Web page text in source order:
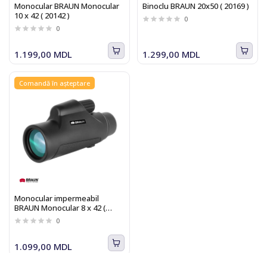
Monocular BRAUN Monocular
10 x 42 ( 20142 )
0
1.199,00 MDL
Binoclu BRAUN 20x50 ( 20169 )
0
1.299,00 MDL
Comandă în așteptare
Monocular impermeabil
BRAUN Monocular 8 x 42 (
20141 )
0
1.099,00 MDL